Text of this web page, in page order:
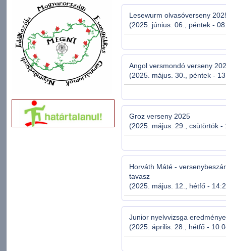
Lesewurm olvasóverseny
(2025. június. 06., péntek -
Angol versmondó verseny
(2025. május. 30., péntek -
Groz verseny 2025
(2025. május. 29., csütörtök -
Horváth Máté -
tavasz
(2025. május. 12., hétfő -
Junior nyelvvizsga
(2025. április. 28., hétfő -